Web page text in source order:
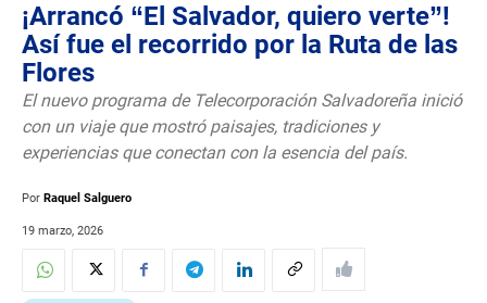
¡Arrancó “El Salvador, quiero verte”!
Así fue el recorrido por la Ruta de las
Flores
El nuevo programa de Telecorporación Salvadoreña inició
con un viaje que mostró paisajes, tradiciones y
experiencias que conectan con la esencia del país.
Por Raquel Salguero
19 marzo, 2026